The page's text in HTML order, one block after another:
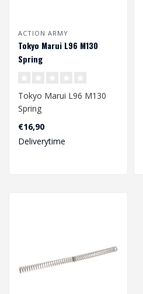
ACTION ARMY
Tokyo Marui L96 M130
Spring
Tokyo Marui L96 M130
Spring
Afmetingen: 168 x 8/10,7
mm
€16,90
Deliverytime